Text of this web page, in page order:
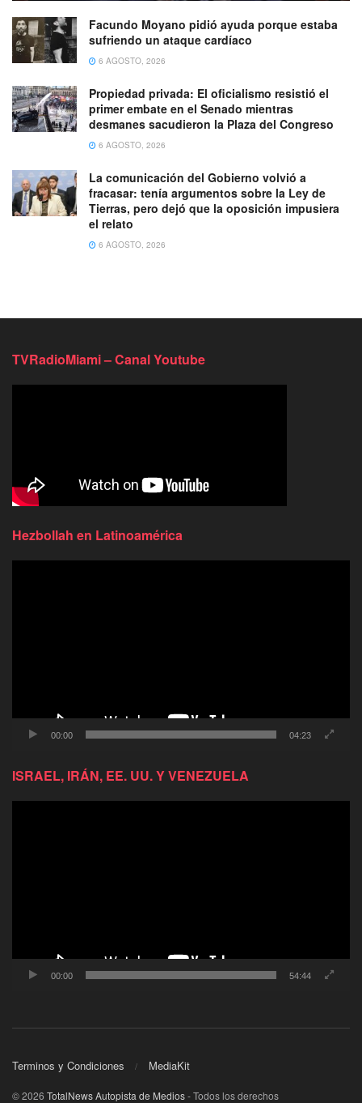
Facundo Moyano pidió ayuda porque estaba
sufriendo un ataque cardíaco
6 AGOSTO, 2026
Propiedad privada: El oficialismo resistió el
primer embate en el Senado mientras
desmanes sacudieron la Plaza del Congreso
6 AGOSTO, 2026
La comunicación del Gobierno volvió a
fracasar: tenía argumentos sobre la Ley de
Tierras, pero dejó que la oposición impusiera
el relato
6 AGOSTO, 2026
TVRadioMiami – Canal Youtube
Hezbollah en Latinoamérica
00:00 04:23
ISRAEL, IRÁN, EE. UU. Y VENEZUELA
00:00 54:44
Terminos y Condiciones MediaKit
© 2026 TotalNews Autopista de Medios- Todos los derechos